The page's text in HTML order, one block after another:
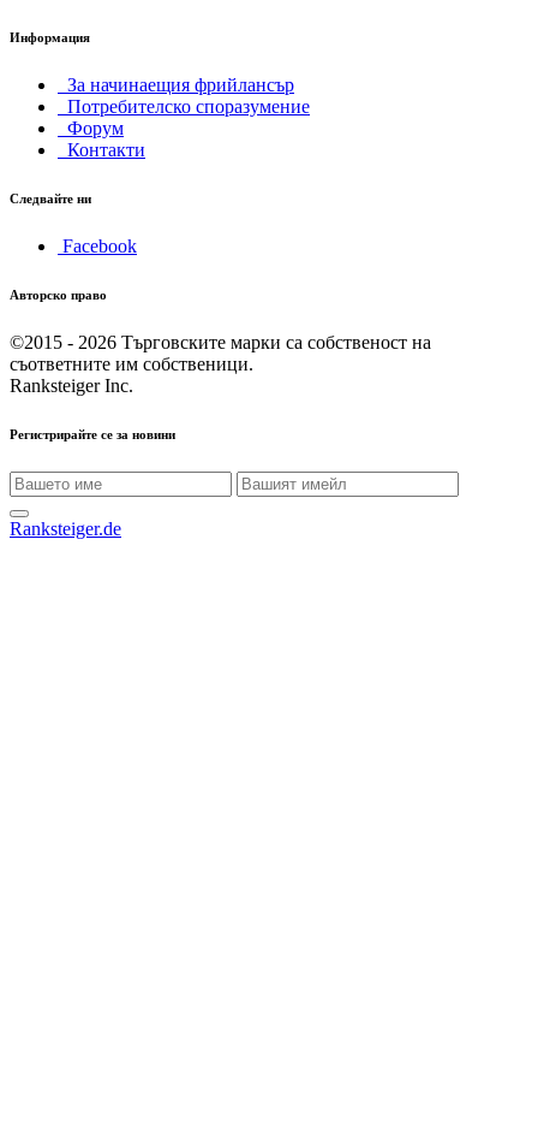
Информация
За начинаещия фрийлансър
Потребителско споразумение
Форум
Контакти
Следвайте ни
Facebook
Авторско право
©2015 - 2026 Търговските марки са собственост на
съответните им собственици.
Ranksteiger Inc.
Регистрирайте се за новини
Ranksteiger.de